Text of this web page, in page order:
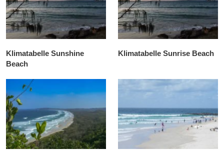
Klimatabelle Sunshine
Beach
Klimatabelle Sunrise Beach